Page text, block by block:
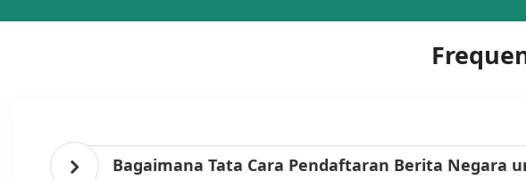
Bagaimana Tata Cara Pendaftaran Berita Negara